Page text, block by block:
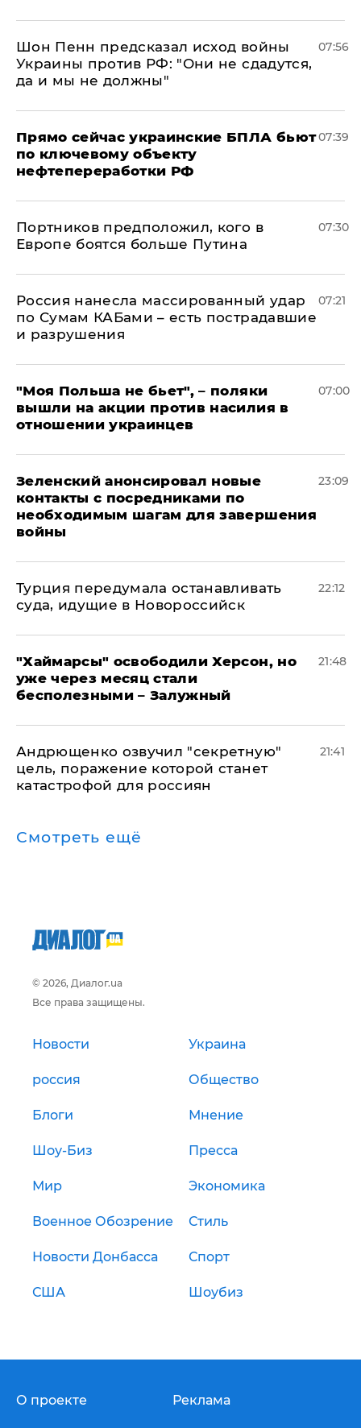
Шон Пенн предсказал исход войны
Украины против РФ: "Они не сдадутся,
да и мы не должны"
07:56
Прямо сейчас украинские БПЛА бьют
по ключевому объекту
нефтепереработки РФ
07:39
Портников предположил, кого в
Европе боятся больше Путина
07:30
Россия нанесла массированный удар
по Сумам КАБами – есть пострадавшие
и разрушения
07:21
"Моя Польша не бьет", – поляки
вышли на акции против насилия в
отношении украинцев
07:00
Зеленский анонсировал новые
контакты с посредниками по
необходимым шагам для завершения
войны
23:09
Турция передумала останавливать
суда, идущие в Новороссийск
22:12
"Хаймарсы" освободили Херсон, но
уже через месяц стали
бесполезными – Залужный
21:48
Андрющенко озвучил "секретную"
цель, поражение которой станет
катастрофой для россиян
21:41
Смотреть ещё
© 2026, Диалог.ua
Все права защищены.
Новости Украина
россия Общество
Блоги Мнение
Шоу-Биз Пресса
Мир Экономика
Военное Обозрение Стиль
Новости Донбасса Спорт
США Шоубиз
О проекте Реклама